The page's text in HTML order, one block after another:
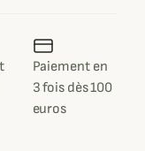
Paiement en
3 fois dès 100
euros